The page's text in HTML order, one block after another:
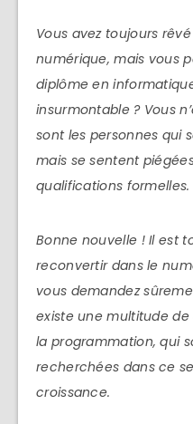
Vous avez toujours
numérique, mais vous
diplôme en
insurmontable ? Vous
sont les personnes qui
mais se sentent
qualifications formelles.
Bonne nouvelle ! Il est
reconvertir dans le
vous demandez
existe une multitude
la programmation, qui
recherchées dans ce
croissance.